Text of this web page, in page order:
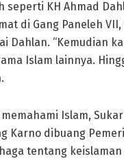
seperti KH Ahmad
di Gang Paneleh
Dahlan. “Kemudian
Islam lainnya.
Islam,
Karno dibuang
tentang